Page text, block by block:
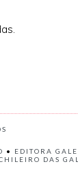
• EDITORA
DAS